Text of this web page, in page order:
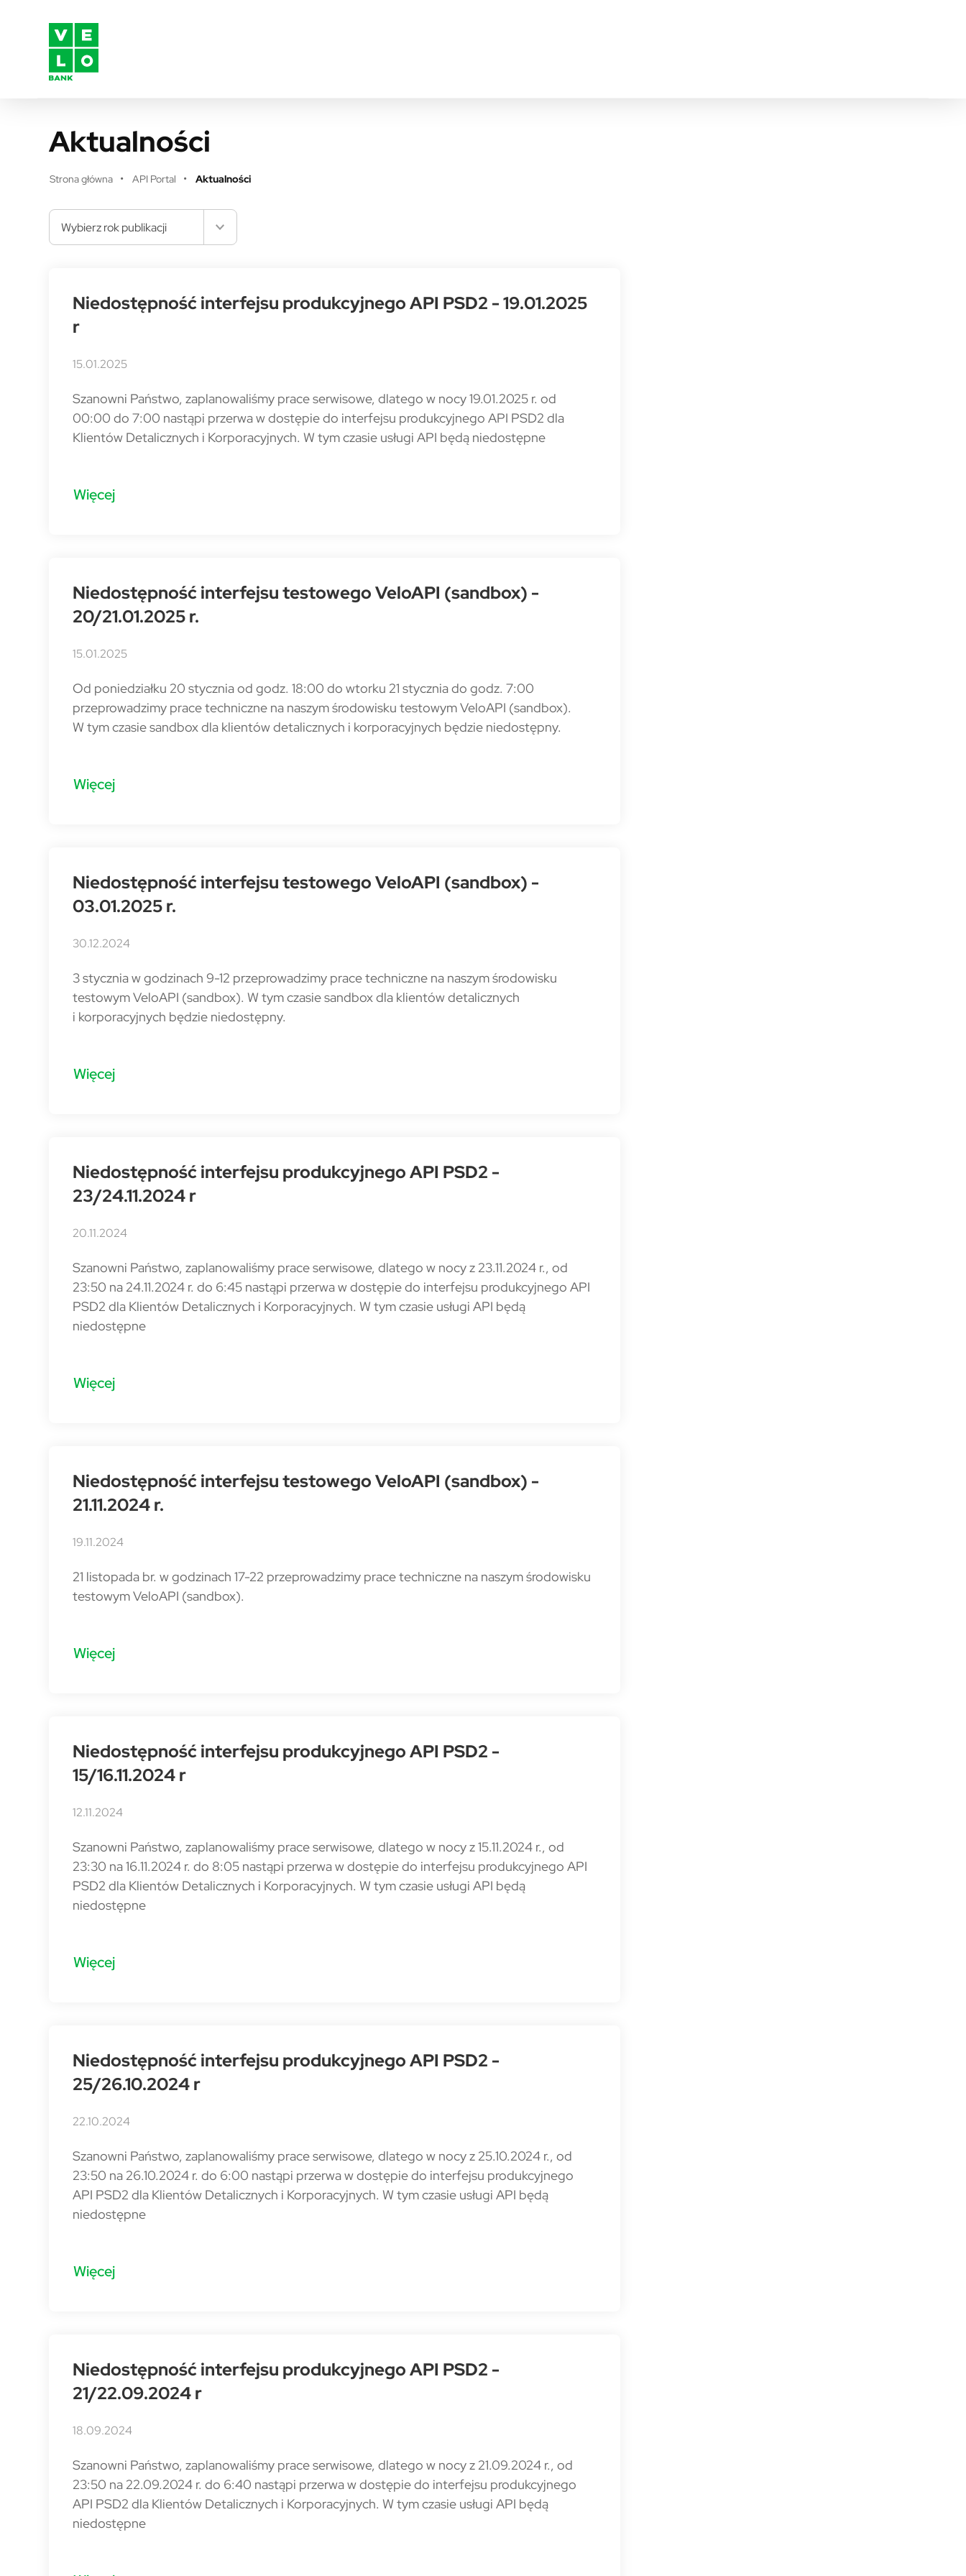
Aktualności
Strona główna API Portal Aktualności
Wybierz rok publikacji
Niedostępność interfejsu produkcyjnego API PSD2 - 19.01.2025
r
15.01.2025
Szanowni Państwo, zaplanowaliśmy prace serwisowe, dlatego w nocy 19.01.2025 r. od
00:00 do 7:00 nastąpi przerwa w dostępie do interfejsu produkcyjnego API PSD2 dla
Klientów Detalicznych i Korporacyjnych. W tym czasie usługi API będą niedostępne
Więcej
Niedostępność interfejsu testowego VeloAPI (sandbox) -
20/21.01.2025 r.
15.01.2025
Od poniedziałku 20 stycznia od godz. 18:00 do wtorku 21 stycznia do godz. 7:00
przeprowadzimy prace techniczne na naszym środowisku testowym VeloAPI (sandbox).
W tym czasie sandbox dla klientów detalicznych i korporacyjnych będzie niedostępny.
Więcej
Niedostępność interfejsu testowego VeloAPI (sandbox) -
03.01.2025 r.
30.12.2024
3 stycznia w godzinach 9-12 przeprowadzimy prace techniczne na naszym środowisku
testowym VeloAPI (sandbox). W tym czasie sandbox dla klientów detalicznych
i korporacyjnych będzie niedostępny.
Więcej
Niedostępność interfejsu produkcyjnego API PSD2 -
23/24.11.2024 r
20.11.2024
Szanowni Państwo, zaplanowaliśmy prace serwisowe, dlatego w nocy z 23.11.2024 r., od
23:50 na 24.11.2024 r. do 6:45 nastąpi przerwa w dostępie do interfejsu produkcyjnego API
PSD2 dla Klientów Detalicznych i Korporacyjnych. W tym czasie usługi API będą
niedostępne
Więcej
Niedostępność interfejsu testowego VeloAPI (sandbox) -
21.11.2024 r.
19.11.2024
21 listopada br. w godzinach 17-22 przeprowadzimy prace techniczne na naszym środowisku
testowym VeloAPI (sandbox).
Więcej
Niedostępność interfejsu produkcyjnego API PSD2 -
15/16.11.2024 r
12.11.2024
Szanowni Państwo, zaplanowaliśmy prace serwisowe, dlatego w nocy z 15.11.2024 r., od
23:30 na 16.11.2024 r. do 8:05 nastąpi przerwa w dostępie do interfejsu produkcyjnego API
PSD2 dla Klientów Detalicznych i Korporacyjnych. W tym czasie usługi API będą
niedostępne
Więcej
Niedostępność interfejsu produkcyjnego API PSD2 -
25/26.10.2024 r
22.10.2024
Szanowni Państwo, zaplanowaliśmy prace serwisowe, dlatego w nocy z 25.10.2024 r., od
23:50 na 26.10.2024 r. do 6:00 nastąpi przerwa w dostępie do interfejsu produkcyjnego
API PSD2 dla Klientów Detalicznych i Korporacyjnych. W tym czasie usługi API będą
niedostępne
Więcej
Niedostępność interfejsu produkcyjnego API PSD2 -
21/22.09.2024 r
18.09.2024
Szanowni Państwo, zaplanowaliśmy prace serwisowe, dlatego w nocy z 21.09.2024 r., od
23:50 na 22.09.2024 r. do 6:40 nastąpi przerwa w dostępie do interfejsu produkcyjnego
API PSD2 dla Klientów Detalicznych i Korporacyjnych. W tym czasie usługi API będą
niedostępne